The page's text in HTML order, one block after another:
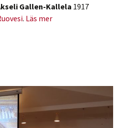
Gallen-Kallela 1917
. Läs mer